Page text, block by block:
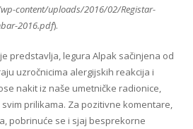
content/uploads/2016/02/Registar-
2016.pdf).
predstavlja, legura Alpak sačinjena od
uzročnicima alergijskih reakcija i
nakit iz naše umetničke radionice,
prilikama. Za pozitivne komentare,
pobrinuće se i sjaj besprekorne